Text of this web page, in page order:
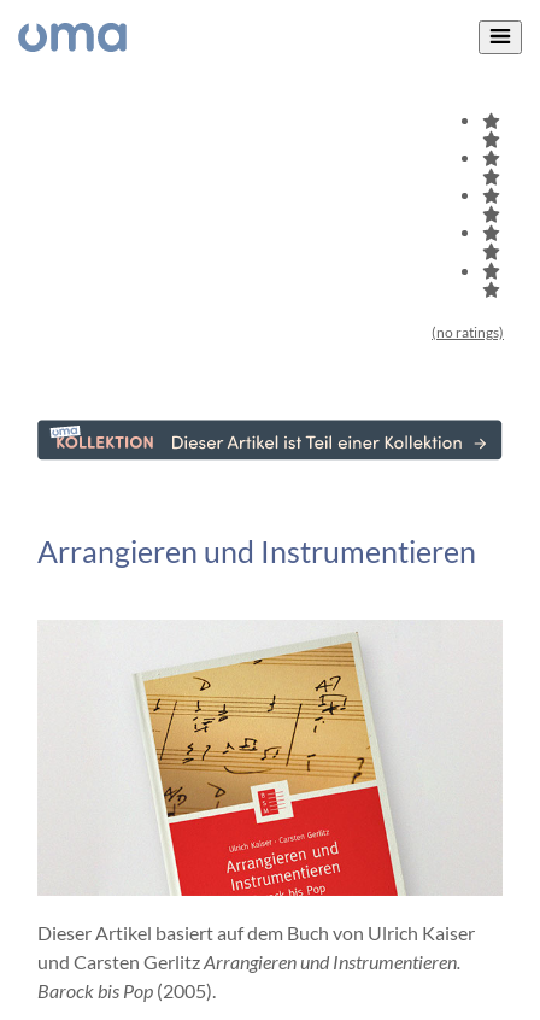
(no ratings)
Arrangieren und Instrumentieren
Dieser Artikel basiert auf dem Buch von Ulrich Kaiser
und Carsten GerlitzArrangieren und Instrumentieren.
Barock bis Pop (2005).